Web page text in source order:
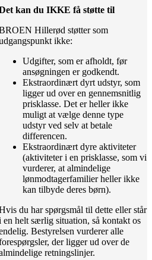
kan du IKKE få støtte til
Hillerød støtter som
ikke:
Udgifter, som er afholdt, før
ansøgningen er godkendt.
Ekstraordinært dyrt udstyr, som
ligger ud over en gennemsnitlig
prisklasse. Det er heller ikke
muligt at vælge denne type
udstyr ved selv at betale
differencen.
Ekstraordinært dyre aktiviteter
(aktiviteter i en prisklasse, som vi
vurderer, at almindelige
lønmodtagerfamilier heller ikke
kan tilbyde deres børn).
du har spørgsmål til dette eller står
en helt særlig situation, så kontakt os
Bestyrelsen vurderer alle
der ligger ud over de
retningslinjer.